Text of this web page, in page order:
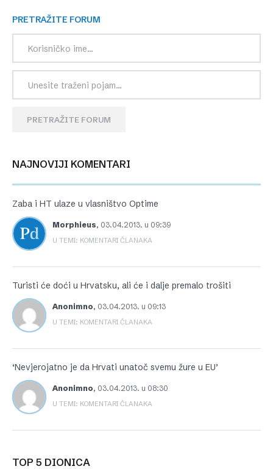
PRETRAŽITE FORUM
PRETRAŽITE FORUM
NAJNOVIJI KOMENTARI
Zaba i HT ulaze u vlasništvo Optime
Morphieus, 03.04.2013. u 09:39
U TEMI: KOMENTARI ČLANAKA
Turisti će doći u Hrvatsku, ali će i dalje premalo trošiti
Anonimno, 03.04.2013. u 09:13
U TEMI: KOMENTARI ČLANAKA
‘Nevjerojatno je da Hrvati unatoč svemu žure u EU’
Anonimno, 03.04.2013. u 08:30
U TEMI: KOMENTARI ČLANAKA
TOP 5 DIONICA